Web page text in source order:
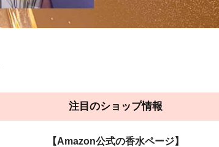
注目のショップ情報
【Amazon公式の香水ページ】